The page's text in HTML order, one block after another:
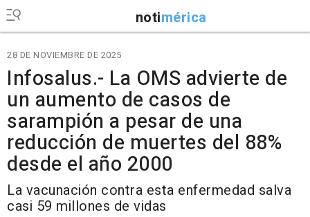
notimérica
28 DE NOVIEMBRE DE 2025
Infosalus.- La OMS advierte de
un aumento de casos de
sarampión a pesar de una
reducción de muertes del 88%
desde el año 2000
La vacunación contra esta enfermedad salva
casi 59 millones de vidas